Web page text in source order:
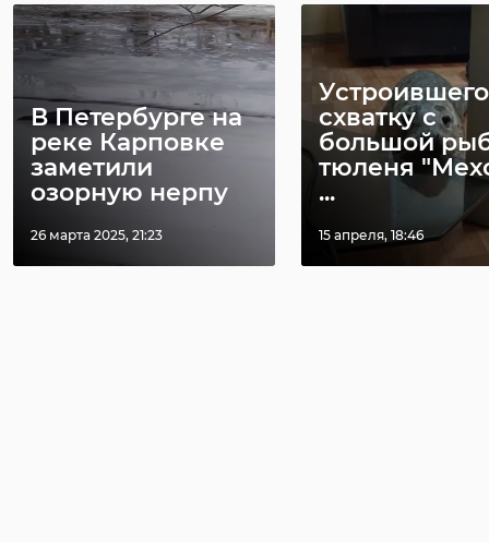
В Петербурге на
реке Карповке
заметили
озорную нерпу
26 марта 2025, 21:23
Устроившего
схватку с
большой
тюленя
...
15 апреля, 18:46